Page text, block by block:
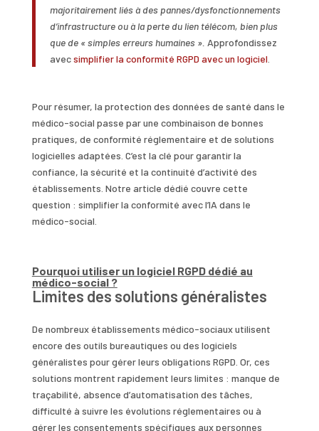
majoritairement liés à des pannes/dysfonctionnements
d’infrastructure ou à la perte du lien télécom, bien plus
que de « simples erreurs humaines ». Approfondissez
avecsimplifier la conformité RGPD avec un logiciel
Pour résumer, la protection des données de santé dans le
médico-social passe par une combinaison de bonnes
pratiques, de conformité réglementaire et de solutions
logicielles adaptées. C’est la clé pour garantir la
confiance, la sécurité et la continuité d’activité des
établissements. Notre article dédié couvre cette
question : simplifier la conformité avec l’IA dans le
médico-social.
Pourquoi utiliser un logiciel RGPD dédié au
médico-social ?
Limites des solutions généralistes
De nombreux établissements médico-sociaux utilisent
encore des outils bureautiques ou des logiciels
généralistes pour gérer leurs obligations RGPD. Or, ces
solutions montrent rapidement leurs limites : manque de
traçabilité, absence d’automatisation des tâches,
difficulté à suivre les évolutions réglementaires ou à
gérer les consentements spécifiques aux personnes